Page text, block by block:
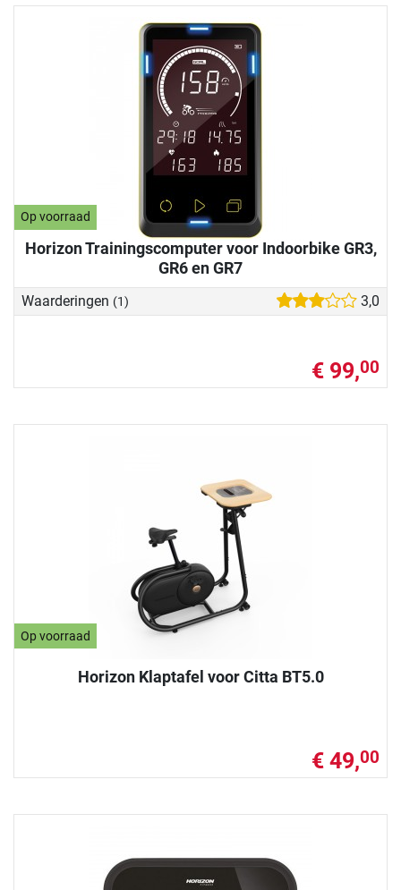
Op voorraad
Horizon Trainingscomputer voor Indoorbike GR3,
GR6 en GR7
Waarderingen (1) 3,0
€ 99,00
Op voorraad
Horizon Klaptafel voor Citta BT5.0
€ 49,00